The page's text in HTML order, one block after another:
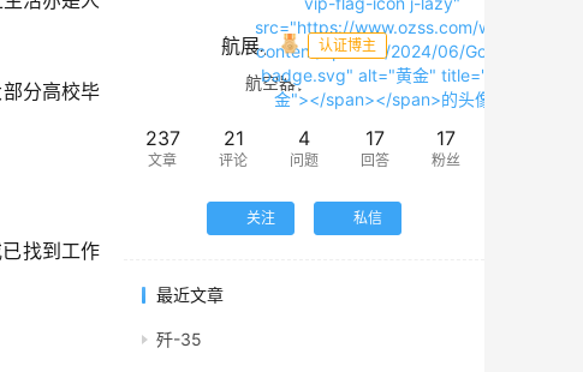
分高校毕
找到工作
航展君 认证博主
航空器百科全书
237
文章
21
评论
4
问题
17
回答
17
粉丝
关注 私信
最近文章
歼-35